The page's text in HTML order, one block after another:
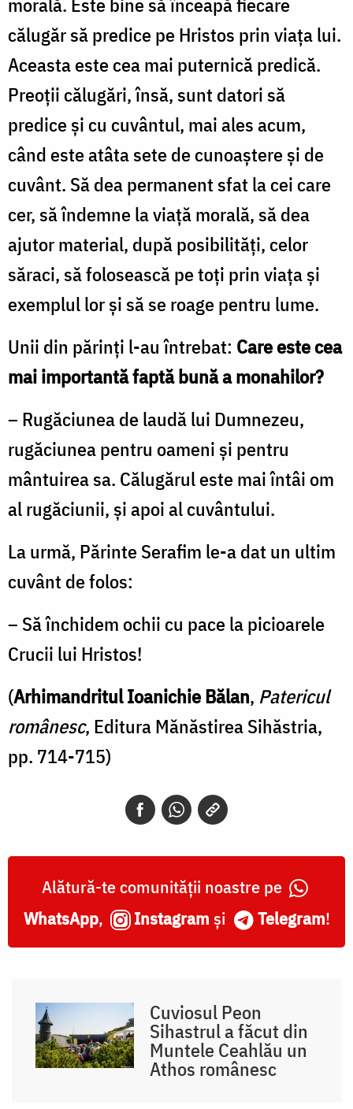
călugăr să predice pe Hristos prin viaţa lui.
Aceasta este cea mai puternică predică.
Preoţii călugări, însă, sunt datori să
predice şi cu cuvântul, mai ales acum,
când este atâta sete de cunoaştere şi de
cuvânt. Să dea permanent sfat la cei care
cer, să îndemne la viaţă morală, să dea
ajutor material, după posibilităţi, celor
săraci, să folosească pe toţi prin viaţa şi
exemplul lor şi să se roage pentru lume.
Unii din părinţi l-au întrebat: Care este cea
mai importantă faptă bună a monahilor?
– Rugăciunea de laudă lui Dumnezeu,
rugăciunea pentru oameni şi pentru
mântuirea sa. Călugărul este mai întâi om
al rugăciunii, şi apoi al cuvântului.
La urmă, Părinte Serafim le-a dat un ultim
cuvânt de folos:
– Să închidem ochii cu pace la picioarele
Crucii lui Hristos!
(Arhimandritul Ioanichie Bălan, Patericul
românesc, Editura Mănăstirea Sihăstria,
pp. 714-715)
Alătură-te comunității noastre pe
WhatsApp, Instagram și Telegram!
Cuviosul Peon
Sihastrul a făcut din
Muntele Ceahlău un
Athos românesc